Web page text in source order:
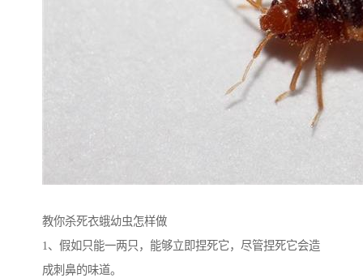
教你杀死衣蛾幼虫怎样做
1、假如只能一两只，能够立即捏死它，尽管捏死它会造
成刺鼻的味道。